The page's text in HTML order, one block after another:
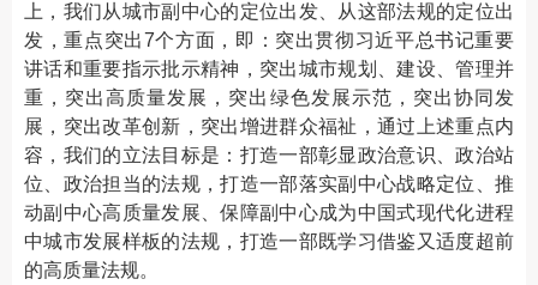
上，我们从城市副中心的定位出发、从这部法规的定位出
发，重点突出7个方面，即：突出贯彻习近平总书记重要
讲话和重要指示批示精神，突出城市规划、建设、管理并
重，突出高质量发展，突出绿色发展示范，突出协同发
展，突出改革创新，突出增进群众福祉，通过上述重点内
容，我们的立法目标是：打造一部彰显政治意识、政治站
位、政治担当的法规，打造一部落实副中心战略定位、推
动副中心高质量发展、保障副中心成为中国式现代化进程
中城市发展样板的法规，打造一部既学习借鉴又适度超前
的高质量法规。